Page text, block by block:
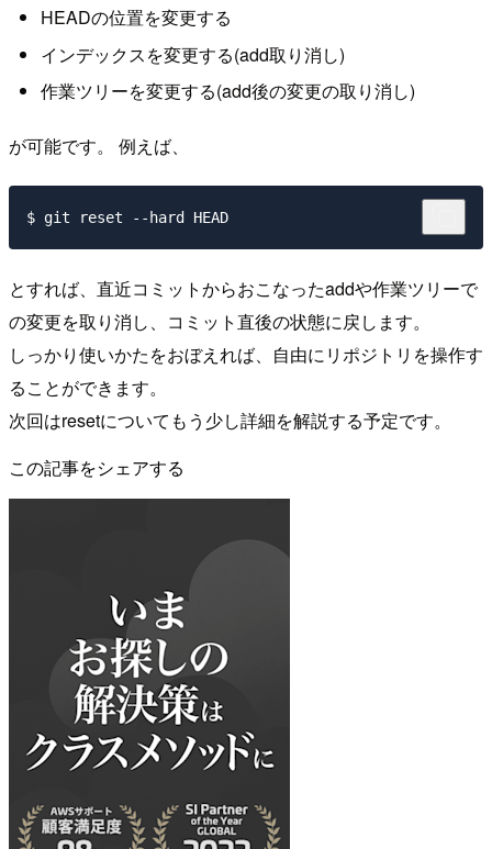
HEADの位置を変更する
インデックスを変更する(add取り消し)
作業ツリーを変更する(add後の変更の取り消し)
が可能です。 例えば、
とすれば、直近コミットからおこなったaddや作業ツリーで
の変更を取り消し、コミット直後の状態に戻します。
しっかり使いかたをおぼえれば、自由にリポジトリを操作す
ることができます。
次回はresetについてもう少し詳細を解説する予定です。
この記事をシェアする